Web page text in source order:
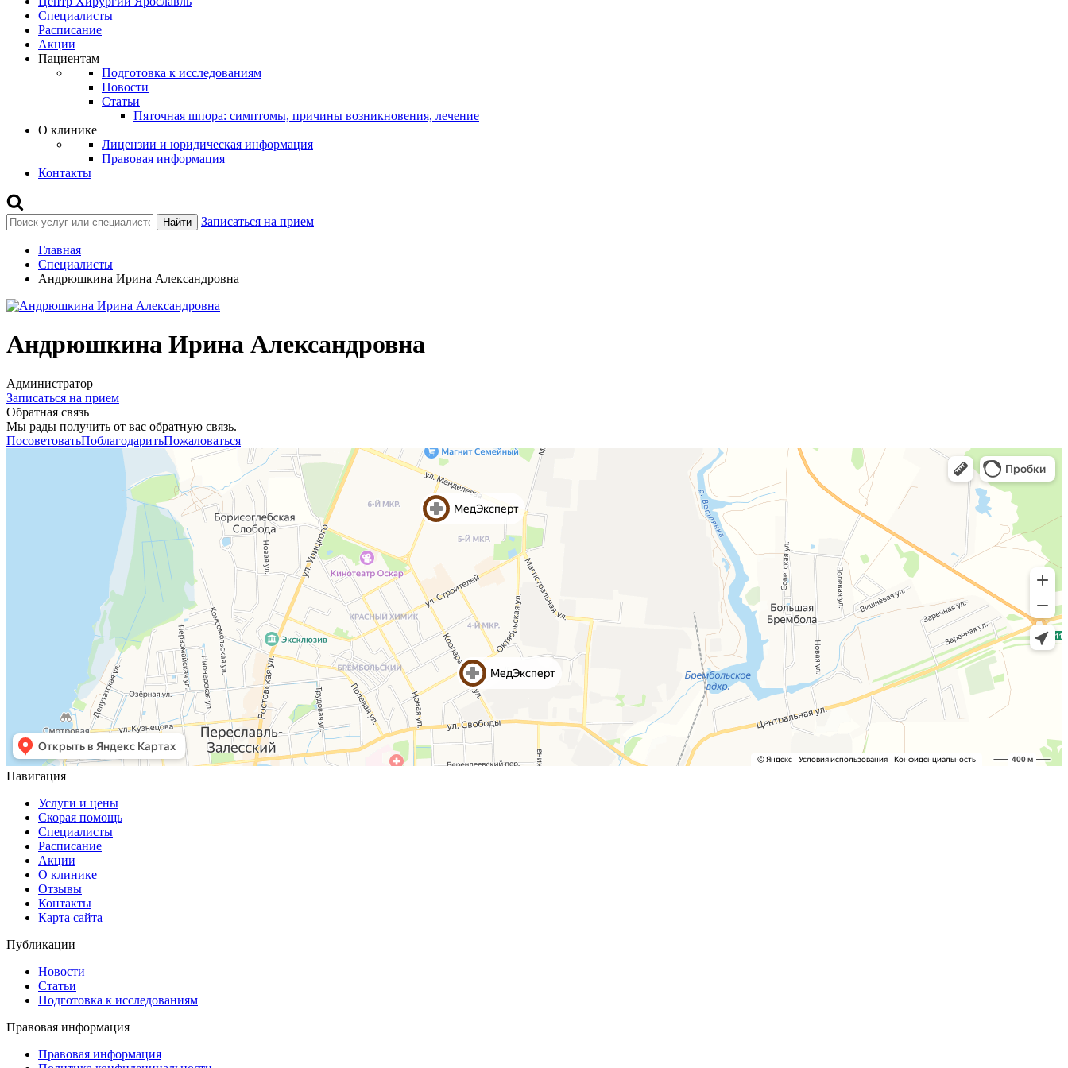
Специалисты
Расписание
Акции
Пациентам
Подготовка к исследованиям
Новости
Статьи
Пяточная шпора: симптомы, причины возникновения, лечение
О клинике
Лицензии и юридическая информация
Правовая информация
Контакты
Найти Записаться на прием
Главная
Специалисты
Андрюшкина Ирина Александровна
Андрюшкина Ирина Александровна
Администратор
Записаться на прием
Обратная связь
Мы рады получить от вас обратную связь.
ПосоветоватьПоблагодаритьПожаловаться
Навигация
Услуги и цены
Скорая помощь
Специалисты
Расписание
Акции
О клинике
Отзывы
Контакты
Карта сайта
Публикации
Новости
Статьи
Подготовка к исследованиям
Правовая информация
Правовая информация